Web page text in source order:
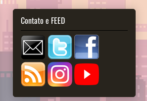
Contato e FEED